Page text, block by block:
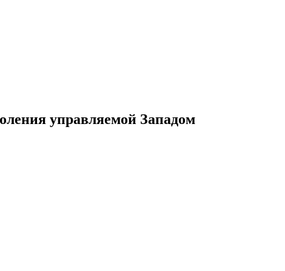
управляемой Западом